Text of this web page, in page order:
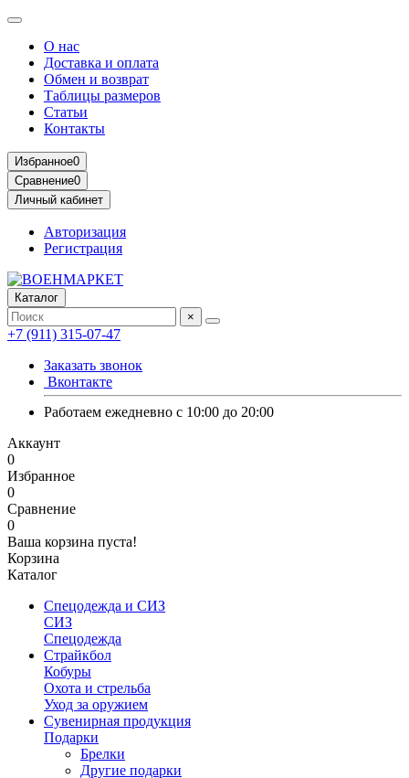
О нас
Доставка и оплата
Обмен и возврат
Таблицы размеров
Статьи
Контакты
Избранное0
Сравнение0
Личный кабинет
Авторизация
Регистрация
Каталог
×
+7 (911) 315-07-47
Заказать звонок
Вконтакте
Работаем ежедневно с 10:00 до 20:00
Аккаунт
0
Избранное
0
Сравнение
0
Ваша корзина пуста!
Корзина
Каталог
Спецодежда и СИЗ
СИЗ
Спецодежда
Страйкбол
Кобуры
Охота и стрельба
Уход за оружием
Сувенирная продукция
Подарки
Брелки
Другие подарки